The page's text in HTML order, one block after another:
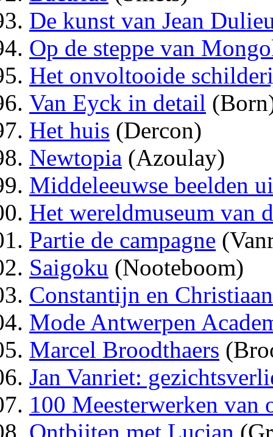
De kunst van Jean
Op de steppe van
Het onvoltooide
Van Eyck in detail
Het huis (Dercon)
Newtopia (Azoulay)
Middeleeuwse beelden
Het wereldmuseum van
Partie de campagne
Saigoku (Nooteboom)
Constantijn en
Mode Antwerpen
Marcel Broodthaers
Jan Vanriet:
100 Meesterwerken van
Ontbijten met Lucian